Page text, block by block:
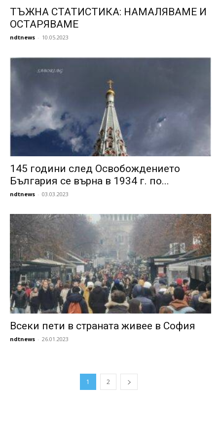
ТЪЖНА СТАТИСТИКА: НАМАЛЯВАМЕ И
ОСТАРЯВАМЕ
ndtnews - 10.05.2023
145 години след Освобождението
България се върна в 1934 г. по...
ndtnews - 03.03.2023
Всеки пети в страната живее в София
ndtnews - 26.01.2023
1 2